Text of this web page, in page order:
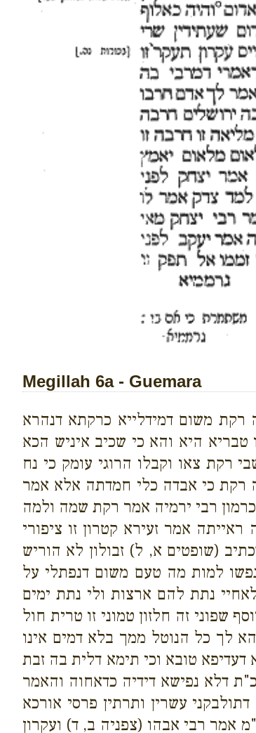
Megillah 6a - Guemara
משום דמידלייא כרקתא דנהרא
טבריא היא והא כי שכיב איניש הכא
רקת צאו וקבלו הרוגי עומק כי נח
רקת כי אבדה כלי חמדתה אלא אמר
רבי ירמיה אמר רקת שמה ולמה
אמר זעירא קטרון זו ציפורי
(שופטים א, ל) זבולון לא הוריש
למות מה טעם משום דנפתלי על
נתת להם ארצות ולי נתת ימים
שפוני זה חלזון טמוני זו טרית חול
לך כל הנוטל ממך בלא דמים אינו
דעדיפא טובא וכי תימא דלית בה זבת
דלא נפישא דידיה כדאחוה והאמר
עשרין ותרתין פרסי אורכא
אמר רבי אבהו (צפניה ב, ד) ועקרון